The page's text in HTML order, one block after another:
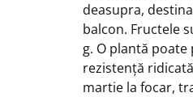
deasupra,
balcon. Fructele
g. O plantă
rezistență
martie la focar,